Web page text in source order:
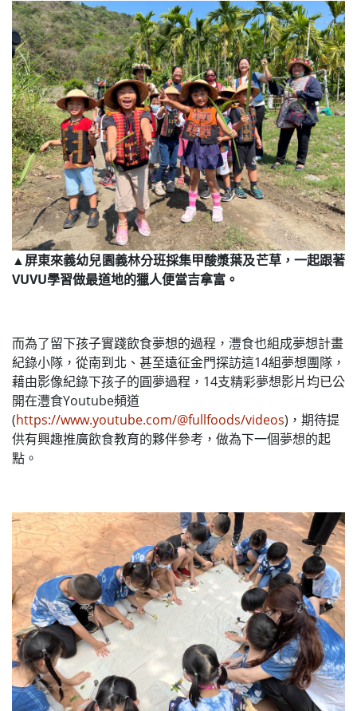
▲屏東來義幼兒園義林分班採集甲酸漿葉及芒草，一起跟著
VUVU學習做最道地的獵人便當吉拿富。
而為了留下孩子實踐飲食夢想的過程，灃食也組成夢想計畫
紀錄小隊，從南到北、甚至遠征金門探訪這14組夢想團隊，
藉由影像紀錄下孩子的圓夢過程，14支精彩夢想影片均已公
開在灃食Youtube頻道
(https://www.youtube.com/@fullfoods/videos)，期待提
供有興趣推廣飲食教育的夥伴參考，做為下一個夢想的起
點。